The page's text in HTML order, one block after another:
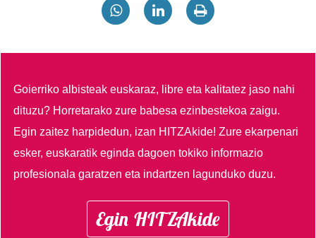
Goierriko albisteak euskaraz, libre eta kalitatez jaso nahi
dituzu? Horretarako zure babesa ezinbestekoa zaigu.
Egin zaitez harpidedun, izan HITZAkide!Zure ekarpenari
esker, euskaratik eginda dagoen tokiko informazio
profesionala garatzen eta indartzen lagunduko duzu.
Egin HITZAkide